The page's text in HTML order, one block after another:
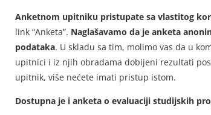
Anketnom upitniku pristupate sa vlastitog
link “Anketa”. Naglašavamo da je anketa
podataka. U skladu sa tim, molimo vas da u
upitnici i iz njih obradama dobijeni rezultati
upitnik, više nećete imati pristup istom.
Dostupna je i anketa o evaluaciji studijskih